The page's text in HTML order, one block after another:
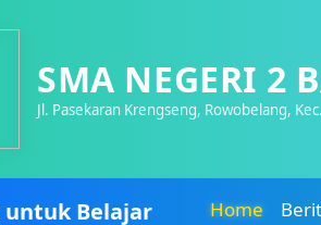
SMA NEGERI 2
Jl. Pasekaran Krengseng, Rowobelang,
untuk Belajar Home